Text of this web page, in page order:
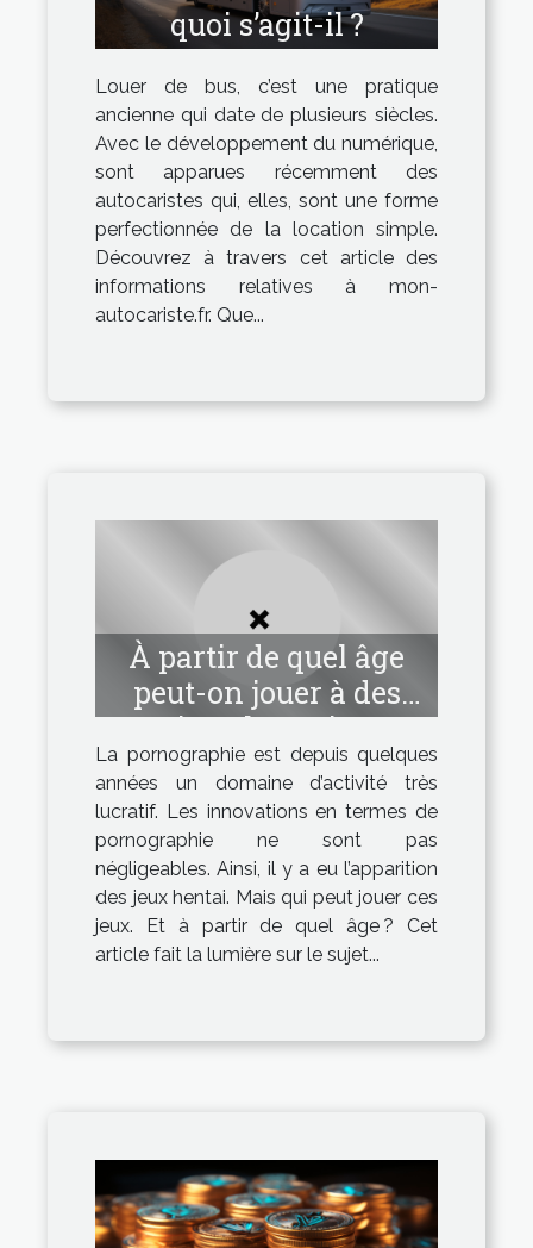
quoi s’agit-il ?
Louer de bus, c’est une pratique
ancienne qui date de plusieurs siècles.
Avec le développement du numérique,
sont apparues récemment des
autocaristes qui, elles, sont une forme
perfectionnée de la location simple.
Découvrez à travers cet article des
informations relatives à mon-
autocariste.fr. Que...
À partir de quel âge
peut-on jouer à des
jeux hentai ?
La pornographie est depuis quelques
années un domaine d’activité très
lucratif. Les innovations en termes de
pornographie ne sont pas
négligeables. Ainsi, il y a eu l’apparition
des jeux hentai. Mais qui peut jouer ces
jeux. Et à partir de quel âge ? Cet
article fait la lumière sur le sujet...